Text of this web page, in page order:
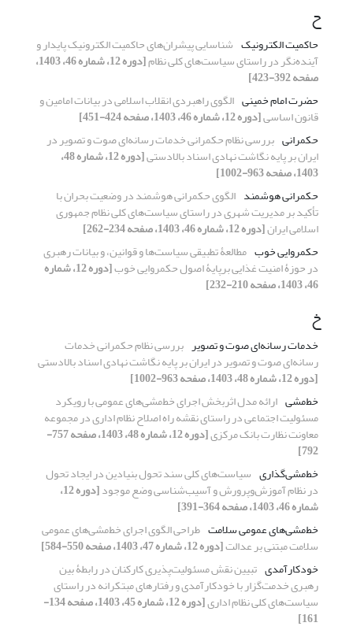
ح
حاکمیت الکترونیک شناسایی پیشران‌های حاکمیت الکترونیک پایدار و
آینده‌نگر در راستای سیاست‌های کلی نظام [دوره 12، شماره 46، 1403،
صفحه 392-423]
حضرت امام خمینی الگوی راهبردی انقلاب اسلامی در بیانات امامین و
قانون اساسی[دوره 12، شماره 46، 1403، صفحه 424-451]
حکمرانی بررسی نظام حکمرانی خدمات رسانه‌ای صوت و تصویر در
ایران بر پایه نگاشت نهادی اسناد بالادستی [دوره 12، شماره 48،
1403، صفحه 963-1002]
حکمرانی هوشمند الگوی حکمرانی هوشمند در وضعیت بحران با
تأکید بر مدیریت شهری در راستای سیاست‌های کلی نظام جمهوری
اسلامی ایران[دوره 12، شماره 46، 1403، صفحه 234-262]
حکمروایی خوب مطالعۀ تطبیقی سیاست‌ها و قوانین، و بیانات رهبری
در حوزۀ امنیت غذایی برپایۀ اصول حکمروایی خوب [دوره 12، شماره
46، 1403، صفحه 210-232]
خ
خدمات رسانه‌ای صوت و تصویر بررسی نظام حکمرانی خدمات
رسانه‌ای صوت و تصویر در ایران بر پایه نگاشت نهادی اسناد بالادستی
[دوره 12، شماره 48، 1403، صفحه 963-1002]
خط‌مشی ارائه مدل اثربخش اجرای خط‌مشی‌های عمومی با رویکرد
مسئولیت اجتماعی در راستای نقشه راه اصلاح نظام اداری در مجموعه
معاونت نظارت بانک مرکزی [دوره 12، شماره 48، 1403، صفحه 757-
792]
خط‌مشی‌گذاری سیاست‌های کلی سند تحول بنیادین در ایجاد تحول
در نظام آموزش‌وپرورش و آسیب‌شناسی وضع موجود [دوره 12،
شماره 46، 1403، صفحه 364-391]
خط‌مشی‌های عمومی سلامت طراحی الگوی اجرای خط‌مشی‌های عمومی
سلامت مبتنی بر عدالت[دوره 12، شماره 47، 1403، صفحه 550-584]
خودکارآمدی تبیین نقش مسئولیت‌پذیری کارکنان در رابطۀ بین
رهبری خدمت‌گزار با خودکارآمدی و رفتارهای مبتکرانه در راستای
سیاست‌های کلی نظام اداری [دوره 12، شماره 45، 1403، صفحه 134-
161]